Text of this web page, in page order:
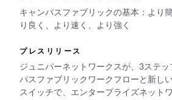
キャンパスファブリックの基本：より
り良く、より速く、より強く
プレスリリース
ジュニパーネットワークスが、3ステッ
パスファブリックワークフローと新し
スイッチで、エンタープライズネット